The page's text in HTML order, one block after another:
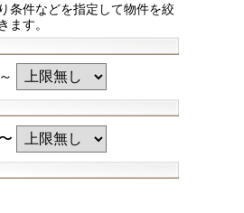
条件などを指定して物件を絞
ます。
～
〜